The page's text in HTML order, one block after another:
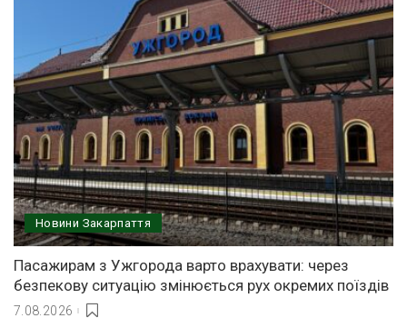
Новини Закарпаття
Пасажирам з Ужгорода варто врахувати: через
безпекову ситуацію змінюється рух окремих поїздів
7.08.2026